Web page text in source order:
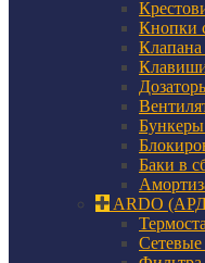
Кнопки
Бункеры
Баки в
ARDO